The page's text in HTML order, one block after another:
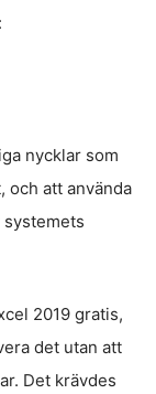
nycklar som
och att använda
2019 gratis,
det utan att
Det krävdes